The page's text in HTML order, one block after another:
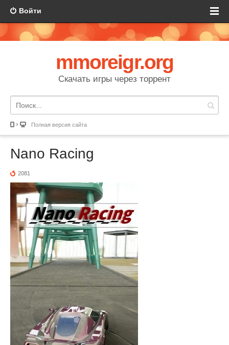
Войти
mmoreigr.org
Скачать игры через торрент
Полная версия сайта
Nano Racing
2081